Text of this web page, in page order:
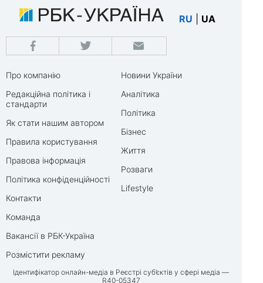
RU UA
Про компанію
Редакційна політика і
стандарти
Як стати нашим автором
Правила користування
Правова інформація
Політика конфіденційності
Контакти
Команда
Вакансії в РБК-Україна
Розмістити рекламу
Новини України
Аналітика
Політика
Бізнес
Життя
Розваги
Lifestyle
Ідентифікатор онлайн-медіа в Реєстрі суб’єктів у сфері медіа —
R40-05347